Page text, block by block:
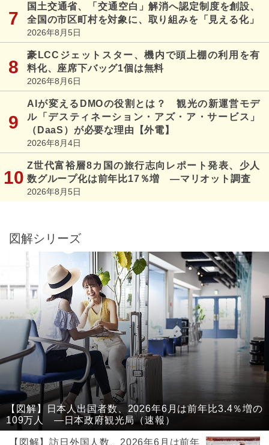
国土交通省、「交通空白」解消へ認定制度を創設、
全国の市区町村を対象に、取り組みを「見える化」
2026年8月5日
豪LCCジェットスター、機内で頭上棚の利用を有
料化、座席下バッグ1個は無料
2026年8月6日
AIが変えるDMOの役割とは？ 観光の新運営モデ
ル「デスティネーション・アズ・ア・サービス」
（DaaS）が必要な理由【外電】
2026年8月4日
Z世代富裕層8カ国の旅行志向レポート発表、少人
数グループ化は前年比17％増 ―マリオット調査
2026年8月5日
図解シリーズ
【図解】日本人出国者数、2026年6月は前年比3.4％増の
109万人 ―日本政府観光局（速報）
【図解】訪日外国人数、2026年6月は前年